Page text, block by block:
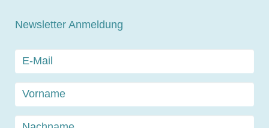
Newsletter Anmeldung